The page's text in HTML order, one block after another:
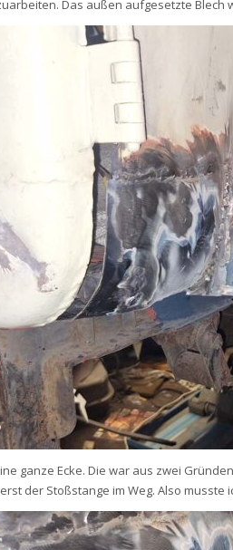
Das außen aufgesetzte
ganze Ecke. Die war aus zwei
der Stoßstange im Weg. Also